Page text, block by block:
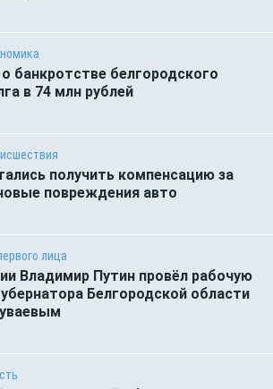
банкротстве белгородского
в 74 млн рублей
получить компенсацию за
повреждения авто
лица
Владимир Путин провёл рабочую
Белгородской области